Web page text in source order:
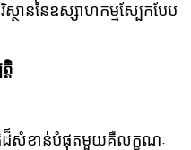
ថាននៃឧស្សាហកម្មស្បែកបែប
ដ៏សំខាន់បំផុតមួយគឺលក្ខណៈ